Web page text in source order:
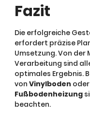
Fazit
Die erfolgreiche
erfordert präzise
Umsetzung. Von der
Verarbeitung sind
optimales Ergebnis.
von Vinylboden
Fußbodenheizung
beachten.